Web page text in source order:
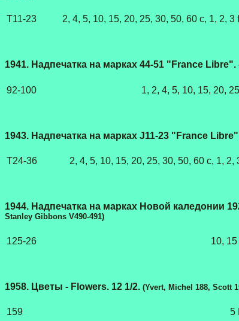
T11-23 2, 4, 5, 10, 15, 20, 25, 30, 50, 60 c, 1, 2, 3 f
1941. Надпечатка на марках 44-51 "France
92-100 1, 2, 4, 5, 10, 15, 20,
1943. Надпечатка на марках J11-23 "France
T24-36 2, 4, 5, 10, 15, 20, 25, 30, 50, 60 c, 1, 2,
1944. Надпечатка на марках Новой каледонии
Stanley Gibbons V490-491)
125-26 10, 15
1958. Цветы - Flowers. 12 1/2. (Yvert, Michel 188, Scott
159 5